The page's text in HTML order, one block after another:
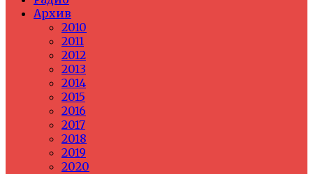
Архив
2010
2011
2012
2013
2014
2015
2016
2017
2018
2019
2020